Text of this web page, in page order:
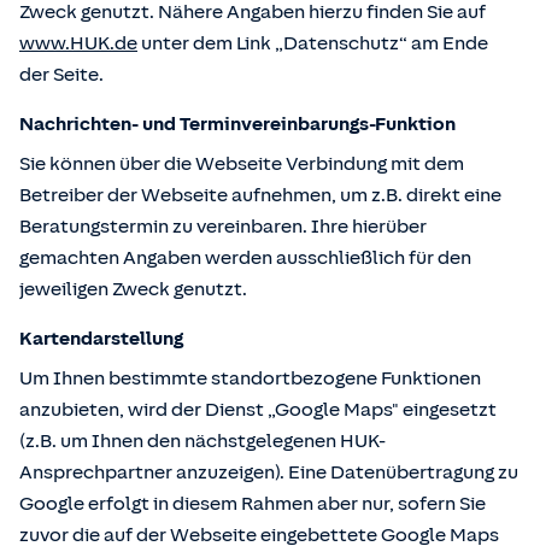
Zweck genutzt. Nähere Angaben hierzu finden Sie auf
www.HUK.de unter dem Link „Datenschutz“ am Ende
der Seite.
Nachrichten- und Terminvereinbarungs-Funktion
Sie können über die Webseite Verbindung mit dem
Betreiber der Webseite aufnehmen, um z.B. direkt eine
Beratungstermin zu vereinbaren. Ihre hierüber
gemachten Angaben werden ausschließlich für den
jeweiligen Zweck genutzt.
Kartendarstellung
Um Ihnen bestimmte standortbezogene Funktionen
anzubieten, wird der Dienst „Google Maps" eingesetzt
(z.B. um Ihnen den nächstgelegenen HUK-
Ansprechpartner anzuzeigen). Eine Datenübertragung zu
Google erfolgt in diesem Rahmen aber nur, sofern Sie
zuvor die auf der Webseite eingebettete Google Maps